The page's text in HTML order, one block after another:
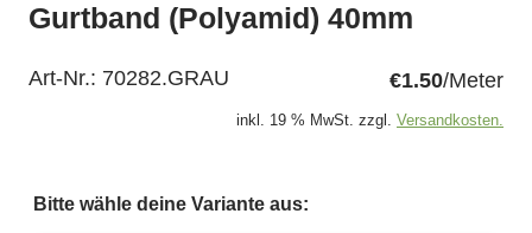
Gurtband (Polyamid) 40mm
Art-Nr.: 70282.GRAU €1.50/Meter
inkl. 19 % MwSt. zzgl. Versandkosten.
Bitte wähle deine Variante aus: